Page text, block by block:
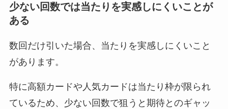
少ない回数では当たりを実感しにくいことが
ある
数回だけ引いた場合、当たりを実感しにくいこと
があります。
特に高額カードや人気カードは当たり枠が限られ
ているため、少ない回数で狙うと期待とのギャッ